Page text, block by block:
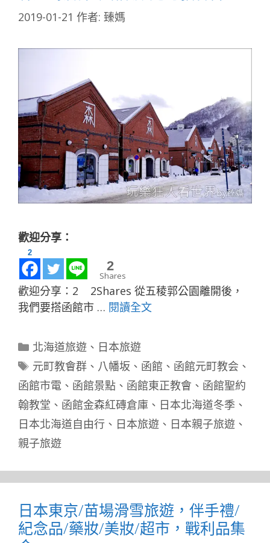
2019-01-21 作者: 臻媽
歡迎分享：
2
0
Shares
歡迎分享：2 2Shares 從五稜郭公園離開後，
我們要搭函館市 … 閱讀全文
分
類
北海道旅遊、 日本旅遊
標
籤
元町教會群、 八幡坂、 函館 、 函館元町教会 、
函館市電 、 函館景點 、 函館東正教會 、 函館聖約
翰教堂 、 函館金森紅磚倉庫 、 日本北海道冬季 、
日本北海道自由行 、 日本旅遊 、 日本親子旅遊 、
親子旅遊
日本東京/苗場滑雪旅遊，伴手禮/
紀念品/藥妝/美妝/超市，戰利品集